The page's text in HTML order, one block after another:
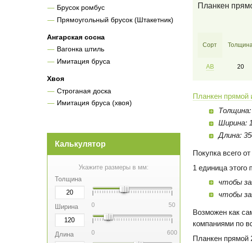
Брусок ромбус
Прямоугольный брусок (Штакетник)
Ангарская сосна
Вагонка штиль
Имитация бруса
Хвоя
Строганая доска
Имитация бруса (хвоя)
Калькулятор
Укажите размеры в мм:
Толщина
0 50
Ширина
0 600
Длина
Планкен
Сорт
AB 20
Планкен прямой
Ширина:
Длина:
Покупка всего
1 единица этого
чтобы
чтобы
Возможен как
компаниями по
Планкен прямой